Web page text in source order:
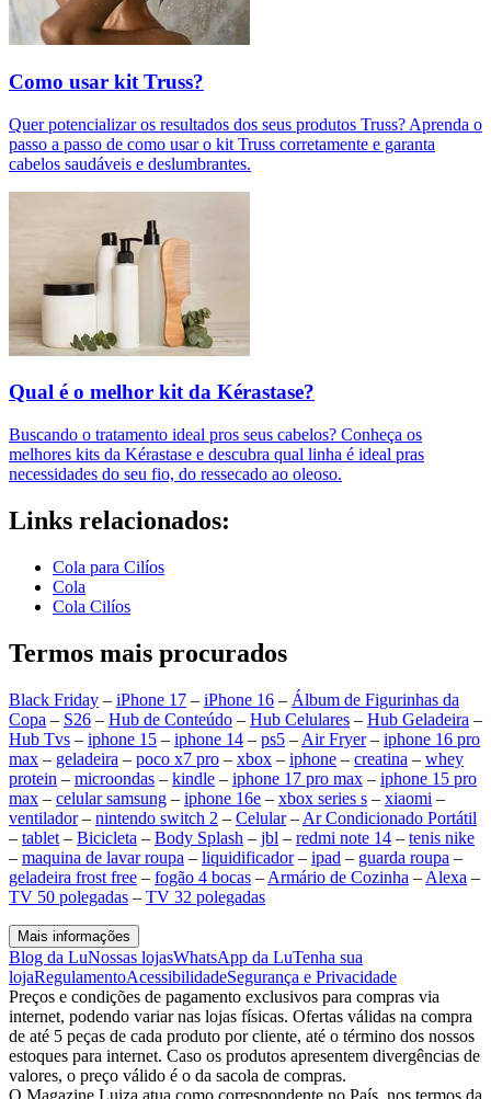
Como usar kit Truss?
Quer potencializar os resultados dos seus produtos Truss? Aprenda o
passo a passo de como usar o kit Truss corretamente e garanta
cabelos saudáveis e deslumbrantes.
Qual é o melhor kit da Kérastase?
Buscando o tratamento ideal pros seus cabelos? Conheça os
melhores kits da Kérastase e descubra qual linha é ideal pras
necessidades do seu fio, do ressecado ao oleoso.
Links relacionados:
Cola para Cilíos
Cola
Cola Cilíos
Termos mais procurados
Black Friday – iPhone 17 – iPhone 16 – Álbum de Figurinhas da
Copa – S26 – Hub de Conteúdo – Hub Celulares – Hub Geladeira –
Hub Tvs – iphone 15 – iphone 14 – ps5 – Air Fryer– iphone 16 pro
max – geladeira – poco x7 pro – xbox – iphone – creatina – whey
protein – microondas – kindle – iphone 17 pro max – iphone 15 pro
max – celular samsung – iphone 16e – xbox series s – xiaomi –
ventilador– nintendo switch 2 – Celular– Ar Condicionado Portátil
– tablet – Bicicleta – Body Splash – jbl – redmi note 14 – tenis nike
– maquina de lavar roupa – liquidificador– ipad – guarda roupa –
geladeira frost free – fogão 4 bocas – Armário de Cozinha – Alexa –
TV 50 polegadas – TV 32 polegadas
Mais informações
Blog da LuNossas lojasWhatsApp da LuTenha sua
lojaRegulamentoAcessibilidadeSegurança e Privacidade
Preços e condições de pagamento exclusivos para compras via
internet, podendo variar nas lojas físicas. Ofertas válidas na compra
de até 5 peças de cada produto por cliente, até o término dos nossos
estoques para internet. Caso os produtos apresentem divergências de
valores, o preço válido é o da sacola de compras.
O Magazine Luiza atua como correspondente no País, nos termos da